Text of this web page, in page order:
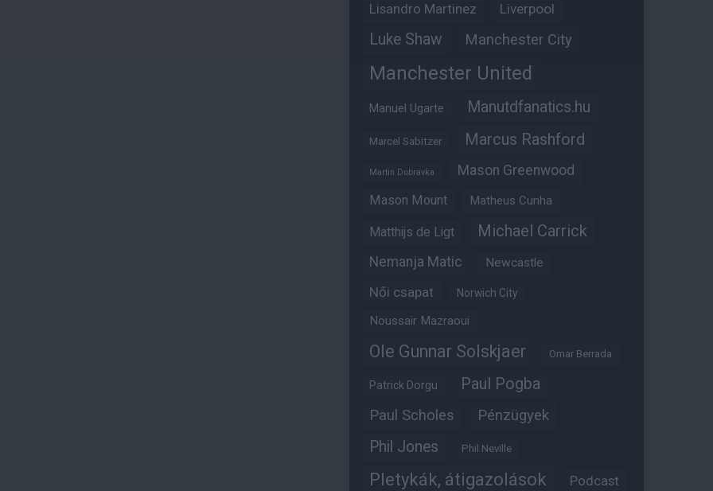
Lisandro Martinez Liverpool
Luke Shaw Manchester City
Manchester United
Manuel Ugarte Manutdfanatics.hu
Marcel Sabitzer Marcus Rashford
Martin Dubravka Mason Greenwood
Mason Mount Matheus Cunha
Matthijs de Ligt Michael Carrick
Nemanja Matic Newcastle
Női csapat Norwich City
Noussair Mazraoui
Ole Gunnar Solskjaer Omar Berrada
Patrick Dorgu Paul Pogba
Paul Scholes Pénzügyek
Phil Jones Phil Neville
Pletykák, átigazolások Podcast